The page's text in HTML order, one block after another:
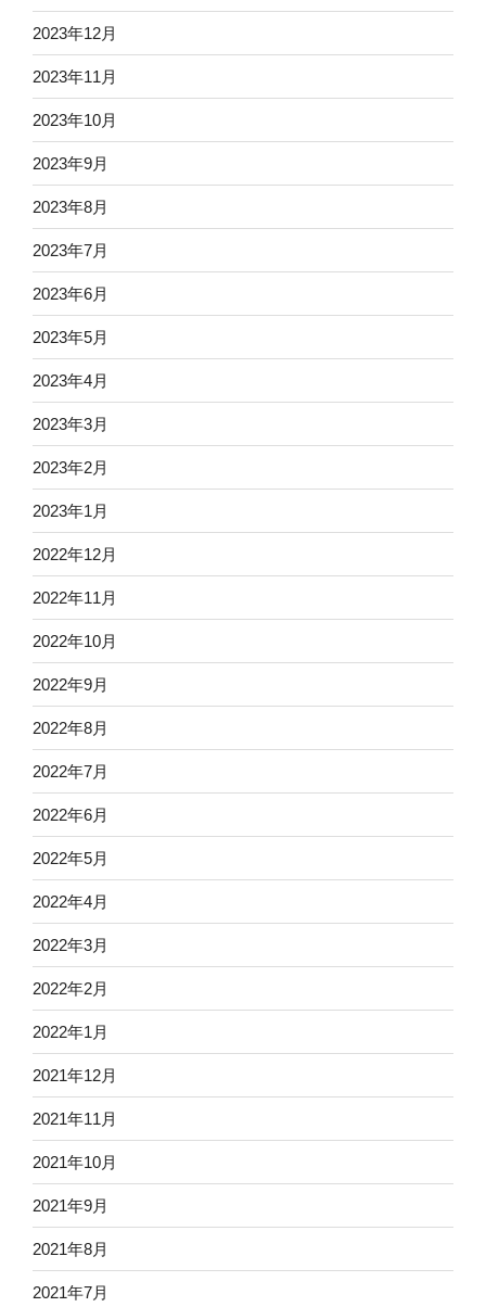
2023年12月
2023年11月
2023年10月
2023年9月
2023年8月
2023年7月
2023年6月
2023年5月
2023年4月
2023年3月
2023年2月
2023年1月
2022年12月
2022年11月
2022年10月
2022年9月
2022年8月
2022年7月
2022年6月
2022年5月
2022年4月
2022年3月
2022年2月
2022年1月
2021年12月
2021年11月
2021年10月
2021年9月
2021年8月
2021年7月